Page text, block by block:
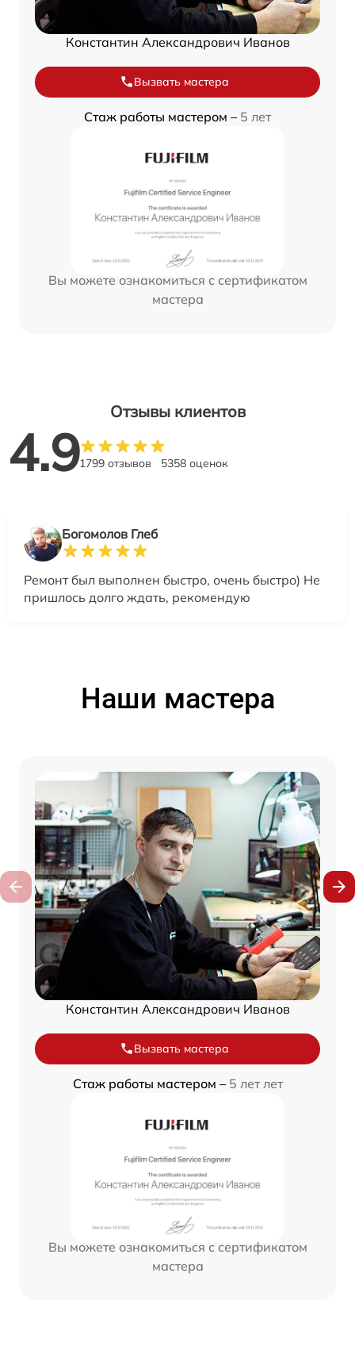
Константин Александрович Иванов
Вызвать мастера
Стаж работы мастером – 5 лет
Вы можете ознакомиться с сертификатом
мастера
Отзывы клиентов
4.91799 отзывов 5358 оценок
Богомолов Глеб
Ремонт был выполнен быстро, очень быстро) Не
пришлось долго ждать, рекомендую
Наши мастера
Константин Александрович Иванов
Вызвать мастера
Стаж работы мастером – 5 лет лет
Вы можете ознакомиться с сертификатом
мастера